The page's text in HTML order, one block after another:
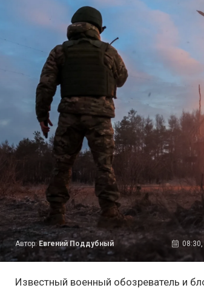
Автор: Евгений Поддубный
Известный военный обозреватель и